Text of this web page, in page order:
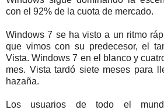
con el 92% de la cuota de mercado.
Windows 7 se ha visto a un ritmo
que vimos con su predecesor, el
Vista. Windows 7 en el blanco y
mes. Vista tardó siete meses para
hazaña.
Los usuarios de todo el